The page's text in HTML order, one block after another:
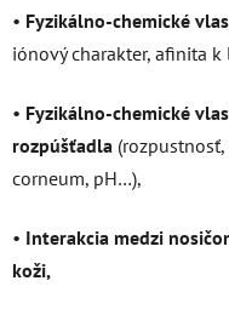
• Fyzikálno-chemické
iónový charakter, afinita
• Fyzikálno-chemické
rozpúšťadla
corneum, pH…),
• Interakcia medzi
koži,